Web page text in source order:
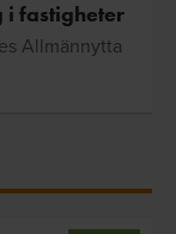
i fastigheter
Allmännytta